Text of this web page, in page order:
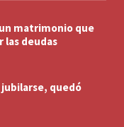
matrimonio que
las deudas
jubilarse, quedó